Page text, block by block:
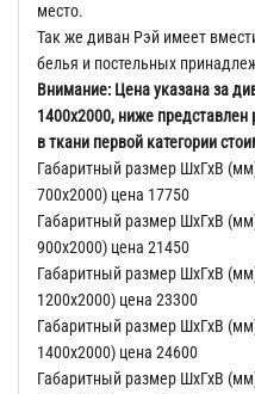
место.
Так же диван Рэй имеет
белья и постельных
Внимание: Цена указана за
1400х2000, ниже
в ткани первой категории
Габаритный размер ШхГхВ
700х2000) цена 17750
Габаритный размер ШхГхВ
900х2000) цена 21450
Габаритный размер ШхГхВ
1200х2000) цена 23300
Габаритный размер ШхГхВ
1400х2000) цена 24600
Габаритный размер ШхГхВ